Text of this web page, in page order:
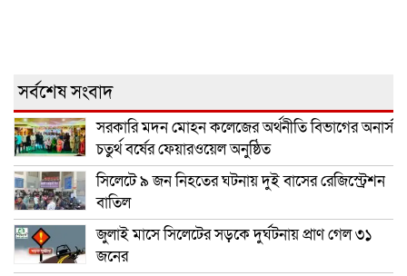
সর্বশেষ সংবাদ
সরকারি মদন মোহন কলেজের অর্থনীতি বিভাগের অনার্স
চতুর্থ বর্ষের ফেয়ারওয়েল অনুষ্ঠিত
সিলেটে ৯ জন নিহতের ঘটনায় দুই বাসের রেজিস্ট্রেশন
বাতিল
জুলাই মাসে সিলেটের সড়কে দুর্ঘটনায় প্রাণ গেল ৩১
জনের